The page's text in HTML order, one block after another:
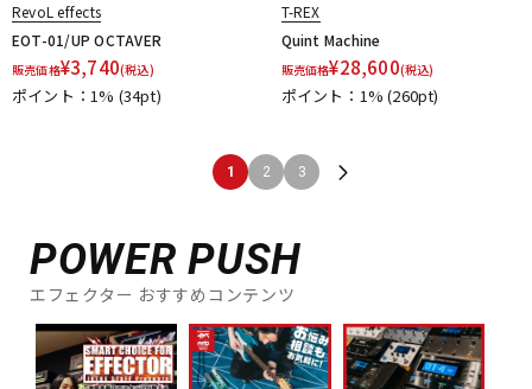
RevoL effects
EOT-01/UP OCTAVER
販売価格¥3,740(税込)
ポイント：1% (34pt)
T-REX
Quint Machine
販売価格¥28,600(税込)
ポイント：1%(260pt)
1 2 3
POWER PUSH
エフェクター おすすめコンテンツ